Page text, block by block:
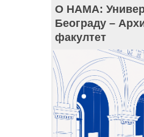
О НАМА:
Београду –
факултет